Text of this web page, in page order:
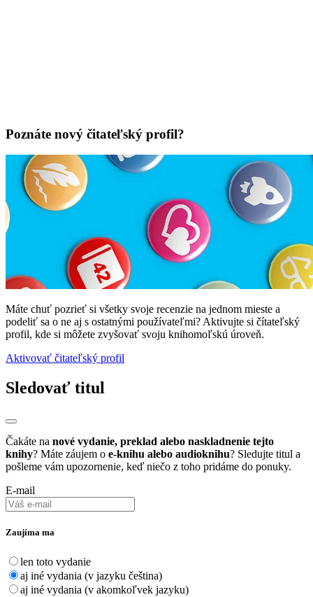
Poznáte nový čitateľský profil?
Máte chuť pozrieť si všetky svoje recenzie na jednom mieste a
podeliť sa o ne aj s ostatnými používateľmi? Aktivujte si čítateľský
profil, kde si môžete zvyšovať svoju knihomoľskú úroveň.
Aktivovať čitateľský profil
Sledovať titul
Čakáte na nové vydanie, preklad alebo naskladnenie tejto
knihy? Máte záujem o e-knihu alebo audioknihu? Sledujte titul a
pošleme vám upozornenie, keď niečo z toho pridáme do ponuky.
E-mail
Zaujíma ma
len toto vydanie
aj iné vydania (v jazyku čeština)
aj iné vydania (v akomkoľvek jazyku)